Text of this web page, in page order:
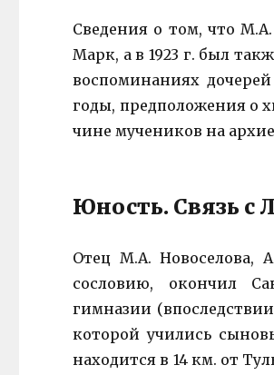
Сведения о том, что
Марк, а в 1923 г. был
воспоминаниях
годы, предположения о
чине мучеников на
Юность. Связь с
Отец М.А. Новоселова,
сословию, окончил
гимназии
которой учились
находится в 14 км. от